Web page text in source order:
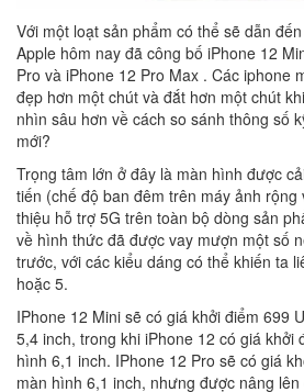
Với một loạt sản phẩm có thể sẽ dẫn
Apple hôm nay đã công bố iPhone 12
Pro và iPhone 12 Pro Max . Các iphone
đẹp hơn một chút và đắt hơn một chút
nhìn sâu hơn về cách so sánh thông số
mới?
Trọng tâm lớn ở đây là màn hình được
tiến (chế độ ban đêm trên máy ảnh rộng
thiệu hỗ trợ 5G trên toàn bộ dòng sản
về hình thức đã được vay mượn một số
trước, với các kiểu dáng có thể khiến ta
hoặc 5.
IPhone 12 Mini sẽ có giá khởi điểm 699
5,4 inch, trong khi iPhone 12 có giá khởi
hình 6,1 inch. IPhone 12 Pro sẽ có giá
màn hình 6,1 inch, nhưng được nâng